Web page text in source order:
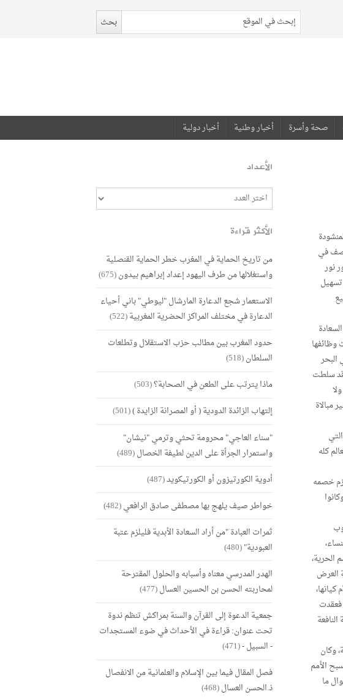
صحة وأسرة أخبار وطنية أخبار دولية
وصف في
نور
تسهيل
وظائفها
سلطت
مبالاة
كله
خصمه
الحرية،
العرض
فعقدت
وكان
الأمم
ما
الأعداد
الأكثر قراءة
من تاريخ الحماية في المغرب خطر الحماية القنصلية
واستغلالها من طرف اليهود إعداد إبراهيم بيدون(675)
الاستعمار شجع الدعارة المارشال "ليوطي" باني أحياء
الدعارة في مختلف المراكز الحضرية المغربية(522)
حدود المغرب بين مطالب حزب الاستقلال وتطلعات
السلطان(518)
ماذا يترتب على الطعن في الصحابة؟(503)
إلتهاب الزائدة الدودية ( أو المصرانة الزايدة )(501)
"سناء العاجي" محرومة تحثي وترمي "نيشان"
واستمرار الجرأة على الدين لطيفة الخصال(489)
أدوية الكورتيزون أو الكورتيكويد(487)
خواطر صيف يلهج بها مصطفى صادق الرافعي(482)
ثمرات العبادة "من أراد السعادة الأبدية فليلزم عتبة
العبودية"(480)
الهدر المدرسي معناه وأسبابه والحلول المقترحة
لمحاربته الحسن بن الحسين العسال(477)
جمعية الدعوة إلى القرآن والسنة بمراكش تنظم ندوة
تحت عنوان: قراءة في الأحداث في ضوء المستجدات
- السبيل -(471)
فصل المقال فيما بين الإسلام والعلمانية من الانفصال
ذ.الحسن العسال(468)